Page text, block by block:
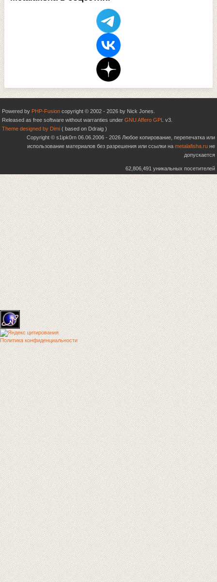
Powered by PHP-Fusion copyright © 2002 - 2026 by Nick Jones.
Released as free software without warranties under GNU Affero GPL v3.
Theme designed by Dimi ( based on Ddraig )
Copyright © s1ipk0rn 06.06.2006 - 2026 Любое копирование, перепечатка или
использование материалов без разрешения или ссылки на metalafisha.ru не
допускается
62,806,491 уникальных посетителей
Политика конфиденциальности